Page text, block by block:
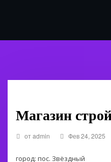
Магазин
отadmin Фев 24, 2025
город: пос. Звёздный